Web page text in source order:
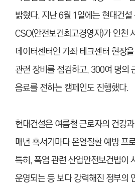
밝혔다. 지난 6월 1일에는 현대건설
CSO(안전보건최고경영자)가 인천
데이터센터인 가좌 테크센터 현장
관련 장비를 점검하고, 300여 명의
음료를 전하는 캠페인도 진행했다.
현대건설은 여름철 근로자의 건강
매년 혹서기마다 온열질환 예방 프
특히, 폭염 관련 산업안전보건법이
운영되는 등 보다 강력해진 정부의